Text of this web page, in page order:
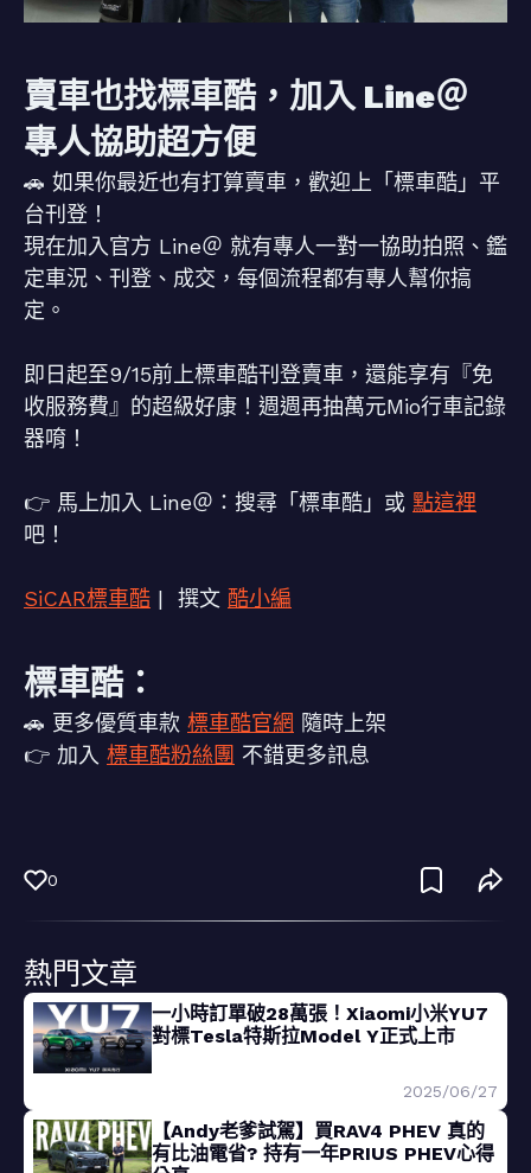
賣車也找標車酷，加入 Line＠
專人協助超方便
🚗 如果你最近也有打算賣車，歡迎上「標車酷」平
台刊登！
現在加入官方 Line＠ 就有專人一對一協助拍照、鑑
定車況、刊登、成交，每個流程都有專人幫你搞
定。
即日起至9/15前上標車酷刊登賣車，還能享有『免
收服務費』的超級好康！週週再抽萬元Mio行車記錄
器唷！
👉 馬上加入 Line＠：搜尋「標車酷」或 點這裡
吧！
SiCAR標車酷 | 撰文 酷小編
標車酷：
🚗 更多優質車款 標車酷官網 隨時上架
👉 加入 標車酷粉絲團 不錯更多訊息
0
熱門文章
一小時訂單破28萬張！Xiaomi小米YU7
對標Tesla特斯拉Model Y正式上市
2025/06/27
【Andy老爹試駕】買RAV4 PHEV 真的
有比油電省? 持有一年PRIUS PHEV心得